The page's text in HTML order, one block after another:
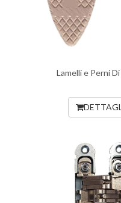
Lamelli e Perni